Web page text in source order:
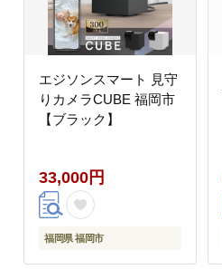
エジソンスマート 見守
りカメラCUBE 福岡市
【ブラック】
33,000円
福岡県 福岡市